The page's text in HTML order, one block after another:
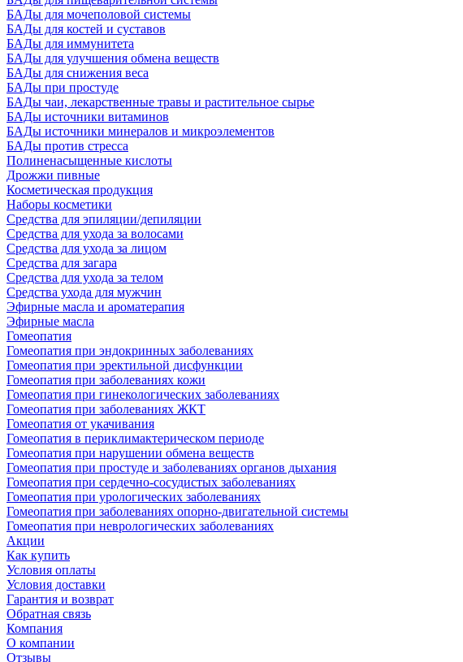
БАДы для мочеполовой системы
БАДы для костей и суставов
БАДы для иммунитета
БАДы для улучшения обмена веществ
БАДы для снижения веса
БАДы при простуде
БАДы чаи, лекарственные травы и растительное сырье
БАДы источники витаминов
БАДы источники минералов и микроэлементов
БАДы против стресса
Полиненасыщенные кислоты
Дрожжи пивные
Косметическая продукция
Наборы косметики
Средства для эпиляции/депиляции
Средства для ухода за волосами
Средства для ухода за лицом
Средства для загара
Средства для ухода за телом
Средства ухода для мужчин
Эфирные масла и ароматерапия
Эфирные масла
Гомеопатия
Гомеопатия при эндокринных заболеваниях
Гомеопатия при эректильной дисфункции
Гомеопатия при заболеваниях кожи
Гомеопатия при гинекологических заболеваниях
Гомеопатия при заболеваниях ЖКТ
Гомеопатия от укачивания
Гомеопатия в периклимактерическом периоде
Гомеопатия при нарушении обмена веществ
Гомеопатия при простуде и заболеваниях органов дыхания
Гомеопатия при сердечно-сосудистых заболеваниях
Гомеопатия при урологических заболеваниях
Гомеопатия при заболеваниях опорно-двигательной системы
Гомеопатия при неврологических заболеваниях
Акции
Как купить
Условия оплаты
Условия доставки
Гарантия и возврат
Обратная связь
Компания
О компании
Отзывы